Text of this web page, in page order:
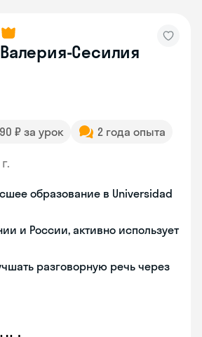
Валерия-Сесилия
₽ за урок 2 года опыта
образование в Universidad
и России, активно использует
разговорную речь через